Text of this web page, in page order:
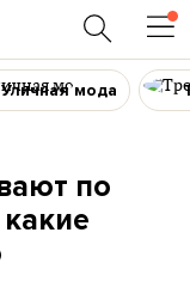
Уличная мода
по